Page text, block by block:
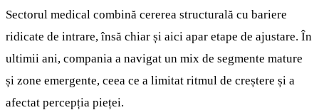
Sectorul medical combină cererea structurală cu bariere
ridicate de intrare, însă chiar și aici apar etape de ajustare. În
ultimii ani, compania a navigat un mix de segmente mature
și zone emergente, ceea ce a limitat ritmul de creștere și a
afectat percepția pieței.